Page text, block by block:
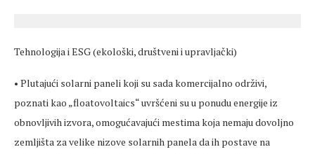
Tehnologija i ESG (ekološki, društveni i upravljački)
• Plutajući solarni paneli koji su sada komercijalno održivi,
poznati kao „floatovoltaics“ uvršćeni su u ponudu energije iz
obnovljivih izvora, omogućavajući mestima koja nemaju dovoljno
zemljišta za velike nizove solarnih panela da ih postave na